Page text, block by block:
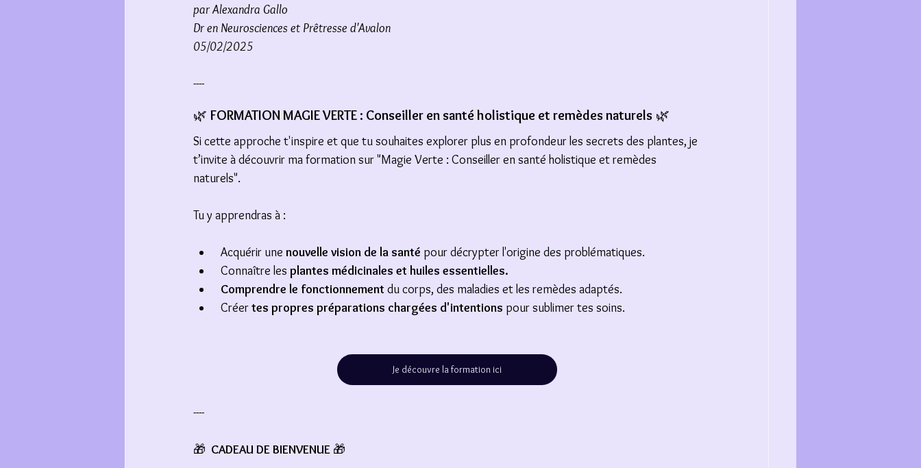
par Alexandra Gallo
Dr en Neurosciences et Prêtresse d'Avalon
05/02/2025
----
🌿 FORMATION MAGIE VERTE : Conseiller en santé holistique et remèdes naturels 🌿
Si cette approche t'inspire et que tu souhaites explorer plus en profondeur les secrets des plantes, je
t’invite à découvrir ma formation sur "Magie Verte : Conseiller en santé holistique et remèdes
naturels".
Tu y apprendras à :
Acquérir une nouvelle vision de la santé pour décrypter l'origine des problématiques.
Connaître les plantes médicinales et huiles essentielles.
Comprendre le fonctionnement du corps, des maladies et les remèdes adaptés.
Créer tes propres préparations chargées d'intentions pour sublimer tes soins.
Je découvre la formation ici
----
🎁 CADEAU DE BIENVENUE 🎁